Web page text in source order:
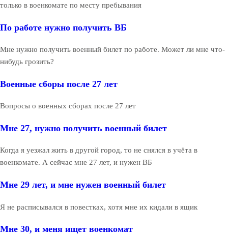
только в военкомате по месту пребывания
По работе нужно получить ВБ
Мне нужно получить военный билет по работе. Может ли мне что-
нибудь грозить?
Военные сборы после 27 лет
Вопросы о военных сборах после 27 лет
Мне 27, нужно получить военный билет
Когда я уезжал жить в другой город, то не снялся в учёта в
военкомате. А сейчас мне 27 лет, и нужен ВБ
Мне 29 лет, и мне нужен военный билет
Я не расписывался в повестках, хотя мне их кидали в ящик
Мне 30, и меня ищет военкомат